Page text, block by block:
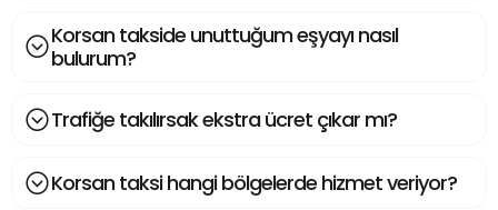
Korsan takside unuttuğum eşyayı nasıl
bulurum?
Trafiğe takılırsak ekstra ücret çıkar mı?
Korsan taksi hangi bölgelerde hizmet veriyor?